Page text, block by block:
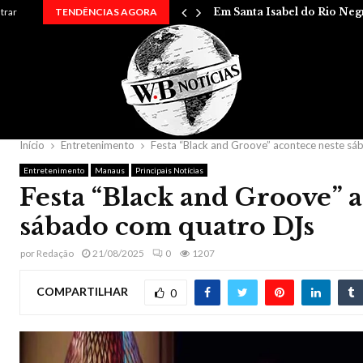
TENDÊNCIAS AGORA Em Santa Isabel do Rio
Início Entretenimento Festa “Black and Groove” acontece neste
Entretenimento Manaus Principais Notícias
Festa “Black and Groove”
sábado com quatro DJs
por Redação 21/08/2025 0 1207
COMPARTILHAR 0